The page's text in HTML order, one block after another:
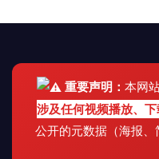
重要声明： 本网
涉及任何视频播放、
公开的元数据（海报